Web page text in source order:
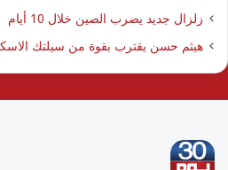
زلزال جديد يضرب الصين خلال 10 أيام
هيثم حسن يقترب بقوة من سيلتك